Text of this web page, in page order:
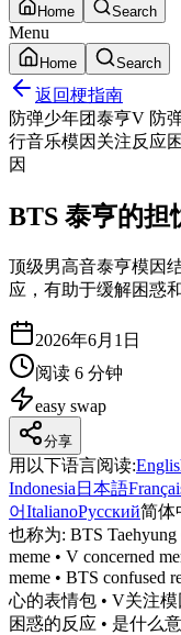
Home Search
Menu
Home Search
返回梗指南
防弹少年团泰亨V 防
行音乐模因 关注反应
因
BTS 泰亨的担
顶级男高音泰亨模因
应，有助于缓解困惑
2026年6月1日
阅读 6 分钟
easy swap
分享
用以下语言阅读:
Indonesia 日本語
어ItalianoРусский简体
也称为: BTS Taehyung
meme • V concerned
meme • BTS confused
心的表情包 • V关注模
困惑的反应 • 是什么意